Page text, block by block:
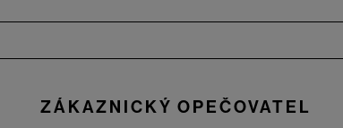
ZÁKAZNICKÝ OPEČOVATEL